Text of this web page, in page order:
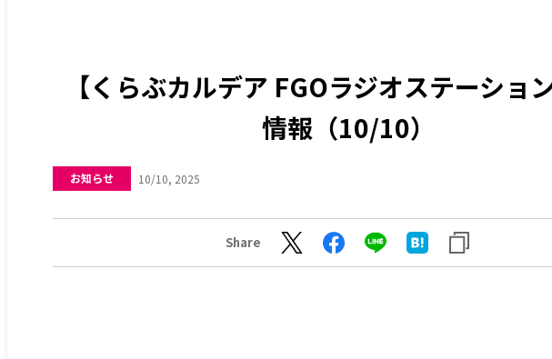
【くらぶカルデア FGOラジオステーショ
情報（10/10）
お知らせ 10/10, 2025
Share